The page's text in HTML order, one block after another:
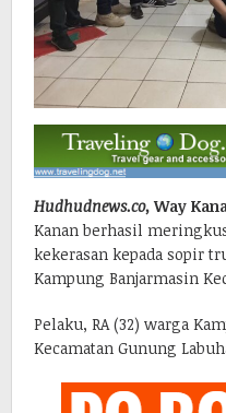
Hudhudnews.co,Way
Kanan berhasil
kekerasan kepada sopir
Kampung Banjarmasin
Pelaku, RA (32) warga
Kecamatan Gunung